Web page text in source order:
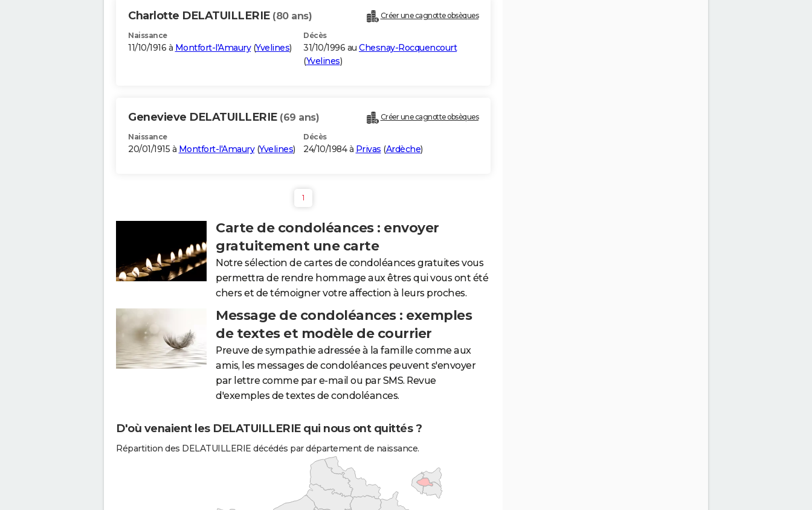
Charlotte DELATUILLERIE (80 ans) Créer une cagnotte obsèques
Naissance
11/10/1916 à Montfort-l'Amaury(Yvelines)
Décès
31/10/1996 au Chesnay-Rocquencourt
(Yvelines)
Genevieve DELATUILLERIE (69 ans) Créer une cagnotte obsèques
Naissance
20/01/1915 à Montfort-l'Amaury(Yvelines)
Décès
24/10/1984 à Privas (Ardèche)
1
Carte de condoléances : envoyer
gratuitement une carte
Notre sélection de cartes de condoléances gratuites vous
permettra de rendre hommage aux êtres qui vous ont été
chers et de témoigner votre affection à leurs proches.
Message de condoléances : exemples
de textes et modèle de courrier
Preuve de sympathie adressée à la famille comme aux
amis, les messages de condoléances peuvent s'envoyer
par lettre comme par e-mail ou par SMS. Revue
d'exemples de textes de condoléances.
D'où venaient les DELATUILLERIE qui nous ont quittés ?
Répartition des DELATUILLERIE décédés par département de naissance.